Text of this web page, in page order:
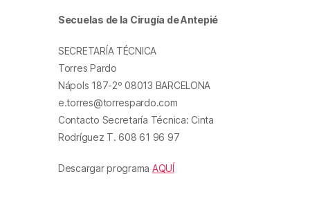
Secuelas de la Cirugía de Antepié
SECRETARÍA TÉCNICA
Torres Pardo
Nápols 187-2º 08013 BARCELONA
e.torres@torrespardo.com
Contacto Secretaría Técnica: Cinta
Rodríguez T. 608 61 96 97
Descargar programa AQUÍ